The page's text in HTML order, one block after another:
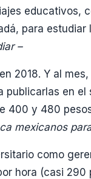
educativos,
para
–
2018. Y al
en
400 y 480
mexicanos
como
hora (casi 290